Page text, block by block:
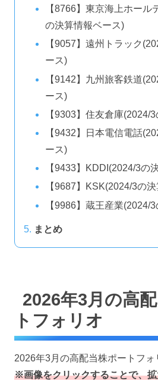
【8766】東京海上ホール
の決算情報ベース)
【9057】遠州トラック
ース)
【9142】九州旅客鉄道
ース)
【9303】住友倉庫(2024/
【9432】日本電信電話
ース)
【9433】KDDI(2024/3の
【9687】KSK(2024/3の
【9986】蔵王産業(2024/
まとめ
2026年3月の高
トフォリオ
2026年3月の高配当株ポートフォ
※画像をクリックすることで、